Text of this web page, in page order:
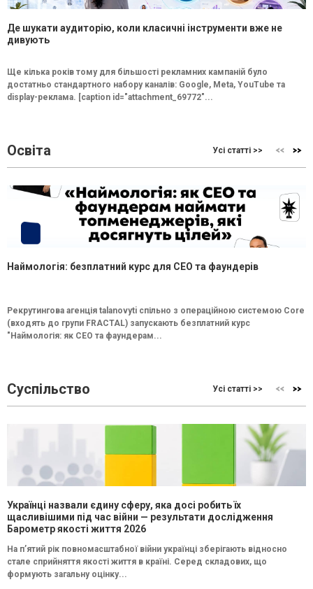
Де шукати аудиторію, коли класичні інструменти вже не
дивують
Ще кілька років тому для більшості рекламних кампаній було
достатньо стандартного набору каналів: Google, Meta, YouTube та
display-реклама. [caption id="attachment_69772"...
Освіта Усі статті >>
Наймологія: безплатний курс для CEO та фаундерів
Рекрутингова агенція talanovyti спільно з операційною системою Core
(входять до групи FRACTAL) запускають безплатний курс
"Наймологія: як СEO та фаундерам...
Суспільство Усі статті >>
Українці назвали єдину сферу, яка досі робить їх
щасливішими під час війни — результати дослідження
Барометр якості життя 2026
На п’ятий рік повномасштабної війни українці зберігають відносно
стале сприйняття якості життя в країні. Серед складових, що
формують загальну оцінку...